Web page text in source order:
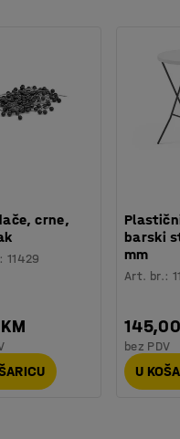
Namještaj iz
da se međusobno
crne,
: 11429
barski
mm
Art. br.:
bez PDV
U